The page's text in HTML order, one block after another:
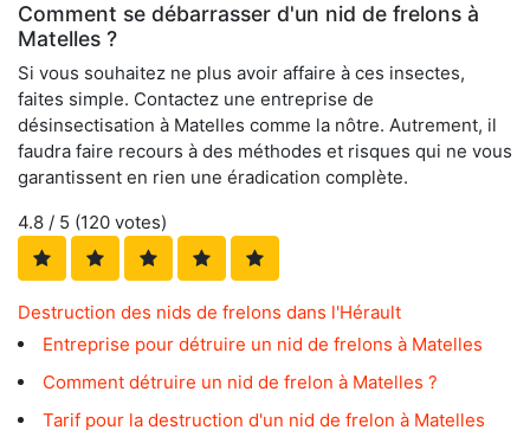
Comment se débarrasser d'un nid de frelons à
Matelles ?
Si vous souhaitez ne plus avoir affaire à ces insectes,
faites simple. Contactez une entreprise de
désinsectisation à Matelles comme la nôtre. Autrement, il
faudra faire recours à des méthodes et risques qui ne vous
garantissent en rien une éradication complète.
4.8 / 5 (120 votes)
Destruction des nids de frelons dans l'Hérault
Entreprise pour détruire un nid de frelons à Matelles
Comment détruire un nid de frelon à Matelles ?
Tarif pour la destruction d'un nid de frelon à Matelles